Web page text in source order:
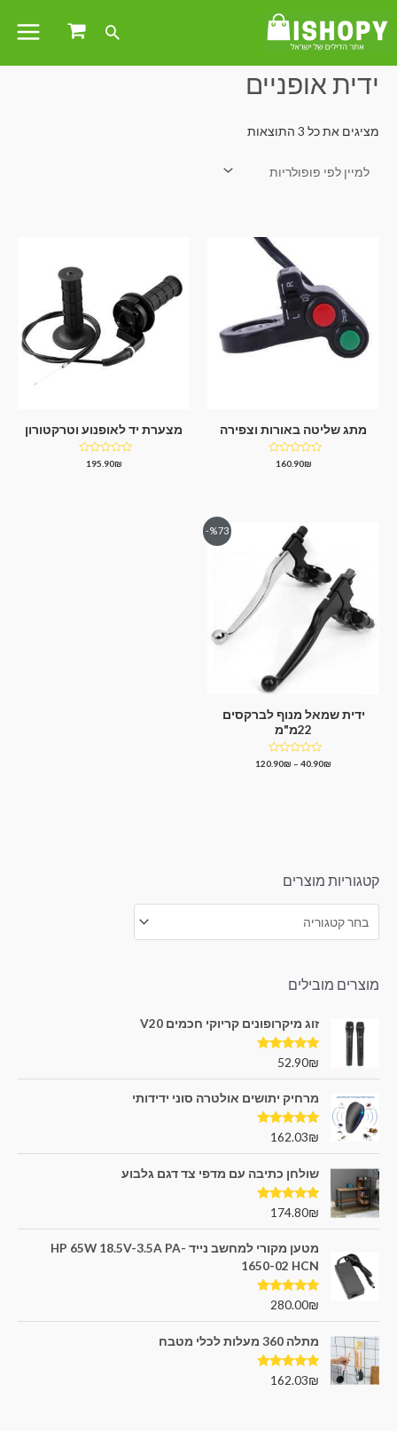
קטגוריות מוצרים
מוצרים מובילים
זוג מיקרופונים קריוקי חכמים V20
דורג5.00
52.90₪
מרחיק יתושים אולטרה סוני ידידותי
דורג5.00
162.03₪
שולחן כתיבה עם מדפי צד דגם גלבוע
דורג5.00
174.80₪
מטען מקורי למחשב נייד HP 65W 18.5V-3.5A PA-
1650-02 HCN
דורג5.00
280.00₪
מתלה 360 מעלות לכלי מטבח
דורג5.00
162.03₪
עמוד הבית/ מוצרים המתויגים “ידית אופניים”
ידית אופניים
מציגים את כל ⁦3⁩ התוצאות
מתג שליטה באורות וצפירה
דורג160.90₪
מצערת יד לאופנוע וטרקטורון
דורג195.90₪
%73-
ידית שמאל מנוף לברקסים
22מ"מ
דורג
40.90₪
–
120.90₪